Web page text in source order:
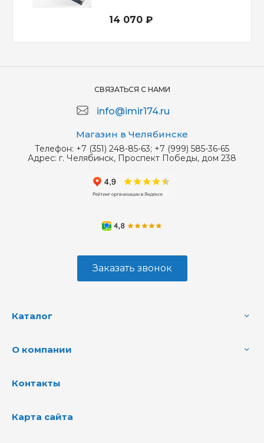
14 070 ₽
СВЯЗАТЬСЯ С НАМИ
info@imir174.ru
Магазин в Челябинске
Телефон: +7 (351) 248-85-63; +7 (999) 585-36-65
Адрес: г. Челябинск, Проспект Победы, дом 238
Заказать звонок
Каталог
О компании
Контакты
Карта сайта